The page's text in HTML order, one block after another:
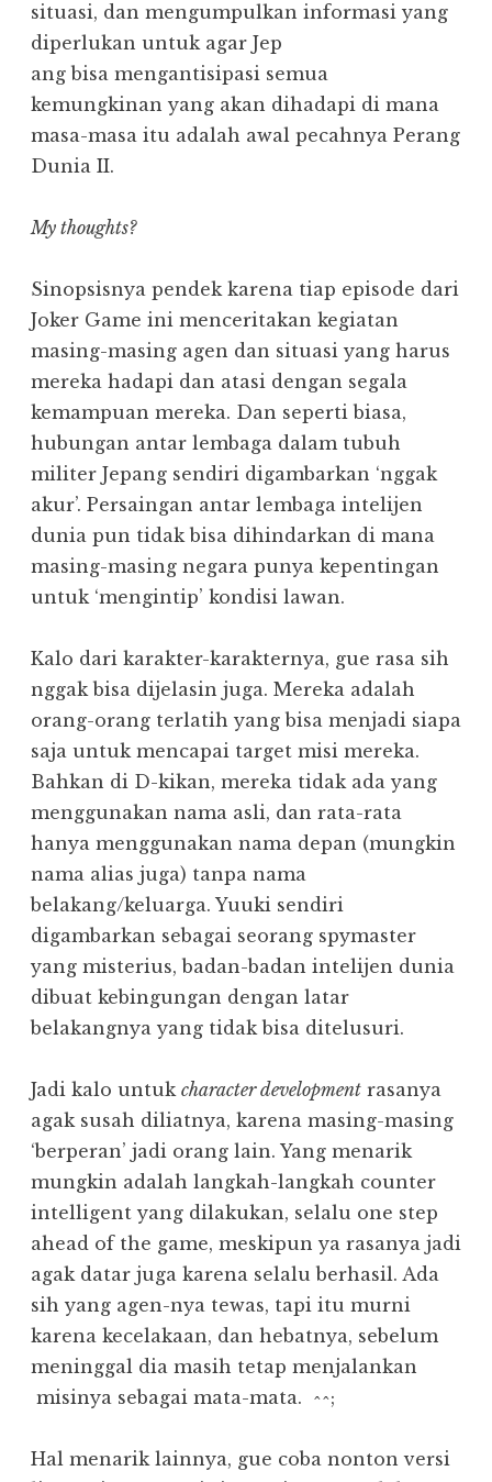
situasi, dan mengumpulkan informasi yang
diperlukan untuk agar Jep
ang bisa mengantisipasi semua
kemungkinan yang akan dihadapi di mana
masa-masa itu adalah awal pecahnya Perang
Dunia II.
My thoughts?
Sinopsisnya pendek karena tiap episode dari
Joker Game ini menceritakan kegiatan
masing-masing agen dan situasi yang harus
mereka hadapi dan atasi dengan segala
kemampuan mereka. Dan seperti biasa,
hubungan antar lembaga dalam tubuh
militer Jepang sendiri digambarkan ‘nggak
akur’. Persaingan antar lembaga intelijen
dunia pun tidak bisa dihindarkan di mana
masing-masing negara punya kepentingan
untuk ‘mengintip’ kondisi lawan.
Kalo dari karakter-karakternya, gue rasa sih
nggak bisa dijelasin juga. Mereka adalah
orang-orang terlatih yang bisa menjadi siapa
saja untuk mencapai target misi mereka.
Bahkan di D-kikan, mereka tidak ada yang
menggunakan nama asli, dan rata-rata
hanya menggunakan nama depan (mungkin
nama alias juga) tanpa nama
belakang/keluarga. Yuuki sendiri
digambarkan sebagai seorang spymaster
yang misterius, badan-badan intelijen dunia
dibuat kebingungan dengan latar
belakangnya yang tidak bisa ditelusuri.
Jadi kalo untuk character development rasanya
agak susah diliatnya, karena masing-masing
‘berperan’ jadi orang lain. Yang menarik
mungkin adalah langkah-langkah counter
intelligent yang dilakukan, selalu one step
ahead of the game, meskipun ya rasanya jadi
agak datar juga karena selalu berhasil. Ada
sih yang agen-nya tewas, tapi itu murni
karena kecelakaan, dan hebatnya, sebelum
meninggal dia masih tetap menjalankan
misinya sebagai mata-mata. ^^;
Hal menarik lainnya, gue coba nonton versi